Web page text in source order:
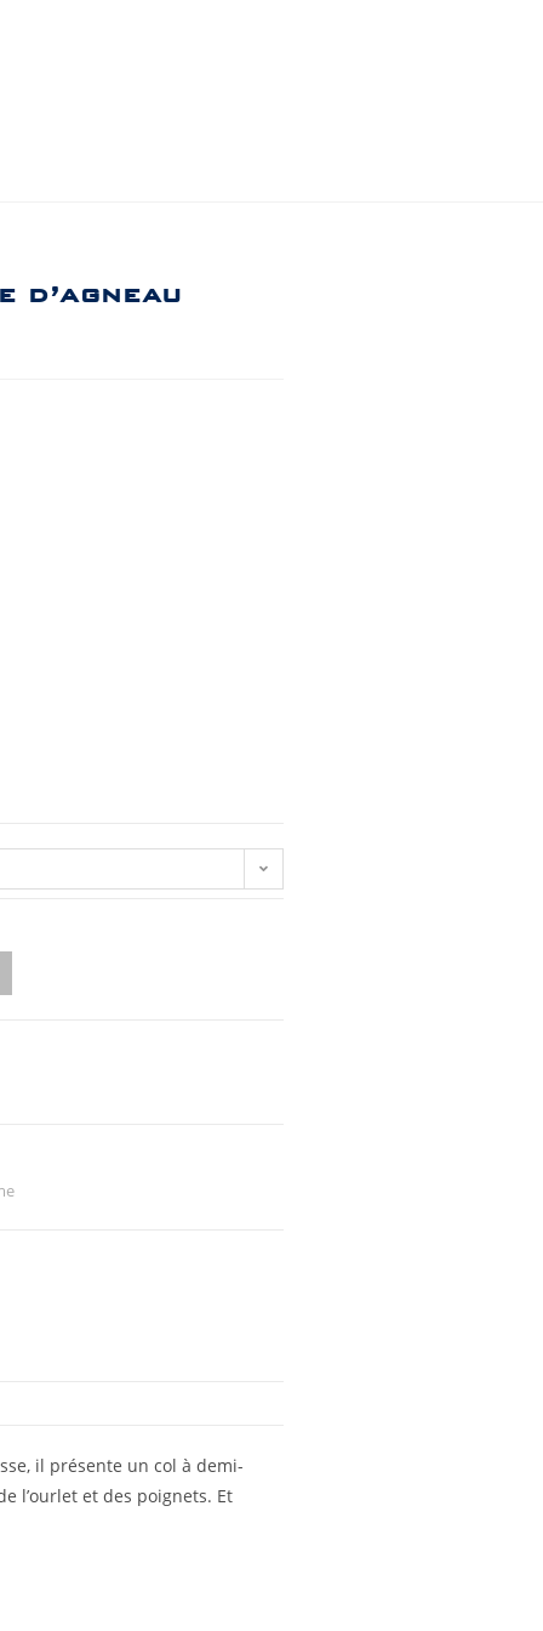
d’agneau
il présente un col à demi-
l’ourlet et des poignets. Et